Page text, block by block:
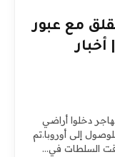
مع عبور
التقديرات إلى أن ما يصل إلى 2000 مهاجر دخلوا أراضي
إلى أوروبا.تم